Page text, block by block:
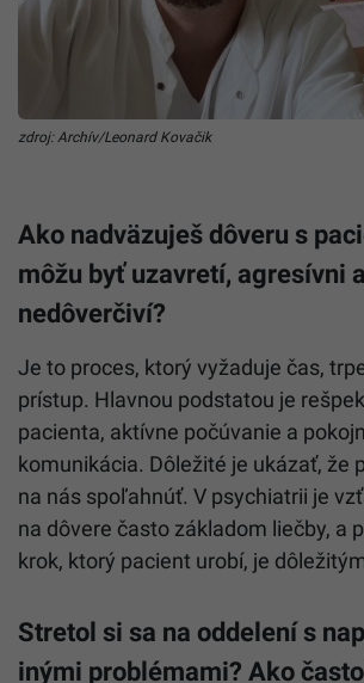
zdroj: Archív/Leonard Kovačik
Ako nadväzuješ dôveru s
môžu byť uzavretí, agresívni
nedôverčiví?
Je to proces, ktorý vyžaduje čas,
prístup. Hlavnou podstatou je
pacienta, aktívne počúvanie a
komunikácia. Dôležité je ukázať, že
na nás spoľahnúť. V psychiatrii je
na dôvere často základom liečby, a
krok, ktorý pacient urobí, je
Stretol si sa na oddelení s
inými problémami? Ako